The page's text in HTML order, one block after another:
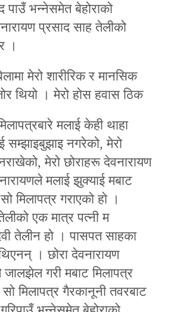
पाउँ भन्‍नेसमेत बेहोराको
प्रसाद साह तेलीको
।
मेरो शारीरिक र मानसिक
थियो । मेरो होस हवास ठिक
मलाई केही थाहा
सम्झाइबुझाइ नगरेको, मेरो
मेरो छोराहरू देवनारायण
मलाई झुक्याई मबाट
मिलापत्र गराएको हो ।
एक मात्र पत्‍नी म
तेलीन हो । पासपत साहका
। छोरा देवनारायण
गरी मबाट मिलापत्र
मिलापत्र गैरकानूनी तवरबाट